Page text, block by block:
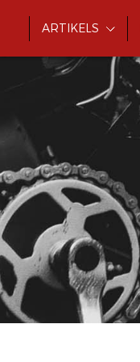
ARTIKELS